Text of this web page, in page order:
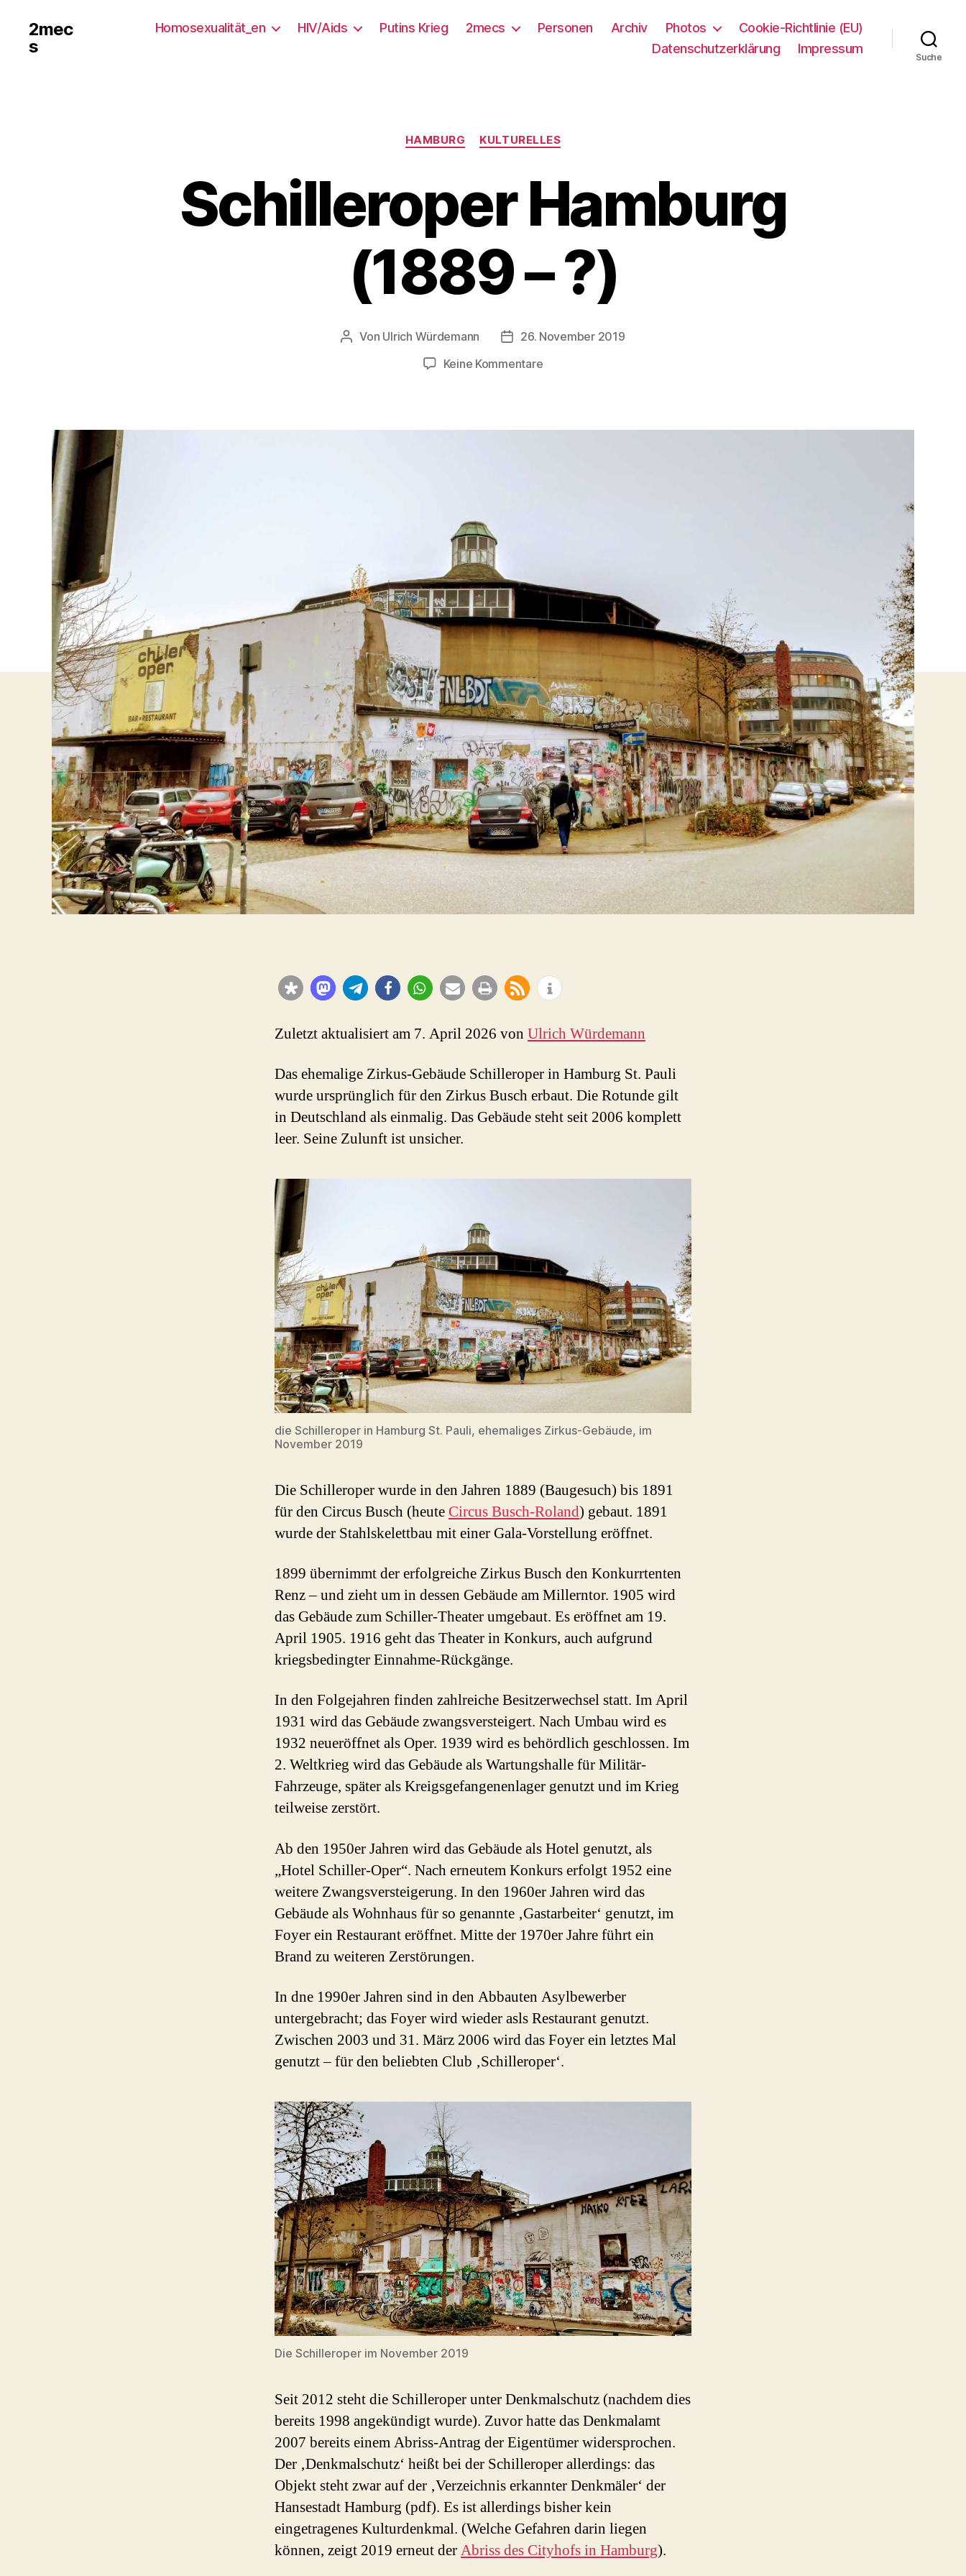
2mec
s
Homosexualität_en HIV/Aids Putins Krieg 2mecs Personen Archiv Photos
Cookie-Richtlinie (EU)
Datenschutzerklärung
Impressum
Suche
Kategorien
HAMBURG KULTURELLES
Schilleroper Hamburg
(1889 – ?)
Beitragsautor
Von Ulrich Würdemann Beitragsdatum
26. November 2019
Keine Kommentarezu
–
Zuletzt aktualisiert am 7. April 2026 von Ulrich Würdemann
Das ehemalige Zirkus-Gebäude Schilleroper in Hamburg St. Pauli
wurde ursprünglich für den Zirkus Busch erbaut. Die Rotunde gilt
in Deutschland als einmalig. Das Gebäude steht seit 2006 komplett
leer. Seine Zulunft ist unsicher.
die Schilleroper in Hamburg St. Pauli, ehemaliges Zirkus-Gebäude, im
November 2019
Die Schilleroper wurde in den Jahren 1889 (Baugesuch) bis 1891
für den Circus Busch (heute Circus Busch-Roland) gebaut. 1891
wurde der Stahlskelettbau mit einer Gala-Vorstellung eröffnet.
1899 übernimmt der erfolgreiche Zirkus Busch den Konkurrtenten
Renz – und zieht um in dessen Gebäude am Millerntor. 1905 wird
das Gebäude zum Schiller-Theater umgebaut. Es eröffnet am 19.
April 1905. 1916 geht das Theater in Konkurs, auch aufgrund
kriegsbedingter Einnahme-Rückgänge.
In den Folgejahren finden zahlreiche Besitzerwechsel statt. Im April
1931 wird das Gebäude zwangsversteigert. Nach Umbau wird es
1932 neueröffnet als Oper. 1939 wird es behördlich geschlossen. Im
2. Weltkrieg wird das Gebäude als Wartungshalle für Militär-
Fahrzeuge, später als Kreigsgefangenenlager genutzt und im Krieg
teilweise zerstört.
Ab den 1950er Jahren wird das Gebäude als Hotel genutzt, als
„Hotel Schiller-Oper“. Nach erneutem Konkurs erfolgt 1952 eine
weitere Zwangsversteigerung. In den 1960er Jahren wird das
Gebäude als Wohnhaus für so genannte ‚Gastarbeiter‘ genutzt, im
Foyer ein Restaurant eröffnet. Mitte der 1970er Jahre führt ein
Brand zu weiteren Zerstörungen.
In dne 1990er Jahren sind in den Abbauten Asylbewerber
untergebracht; das Foyer wird wieder asls Restaurant genutzt.
Zwischen 2003 und 31. März 2006 wird das Foyer ein letztes Mal
genutzt – für den beliebten Club ‚Schilleroper‘.
Die Schilleroper im November 2019
Seit 2012 steht die Schilleroper unter Denkmalschutz (nachdem dies
bereits 1998 angekündigt wurde). Zuvor hatte das Denkmalamt
2007 bereits einem Abriss-Antrag der Eigentümer widersprochen.
Der ‚Denkmalschutz‘ heißt bei der Schilleroper allerdings: das
Objekt steht zwar auf der ‚Verzeichnis erkannter Denkmäler‘ der
Hansestadt Hamburg (pdf). Es ist allerdings bisher kein
eingetragenes Kulturdenkmal. (Welche Gefahren darin liegen
können, zeigt 2019 erneut derAbriss des Cityhofs in Hamburg).